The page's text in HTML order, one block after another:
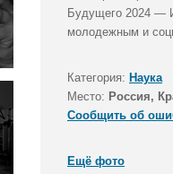
Будущего 2024 —
молодежным и
Категория: Наука
Место: Россия,
Сообщить об
Ещё фото